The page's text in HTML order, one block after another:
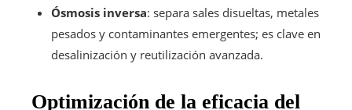
Ósmosis inversa: separa sales disueltas, metales
pesados y contaminantes emergentes; es clave en
desalinización y reutilización avanzada.
Optimización de la eficacia del